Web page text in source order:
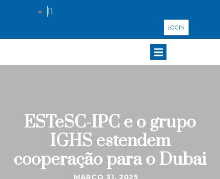
LOGIN
ESTeSC-IPC e o grupo
IGHS estendem
cooperação para o Dubai
MARÇO 31, 2025